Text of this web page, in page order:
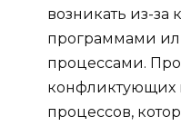
возникать из-за
программами
процессами.
процессов,